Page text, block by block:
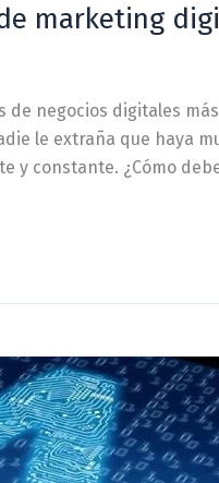
marketing
de negocios digitales
le extraña que haya
constante. ¿Cómo